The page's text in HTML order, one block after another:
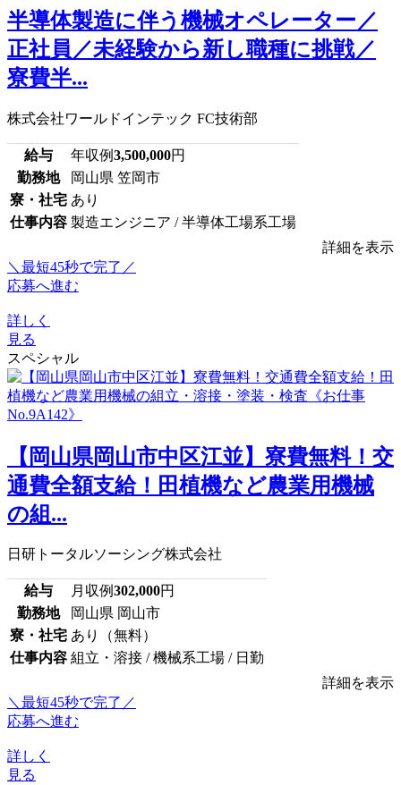
半導体製造に伴う機械オペレーター／
正社員／未経験から新し職種に挑戦／
寮費半...
株式会社ワールドインテック FC技術部
給与 年収例3,500,000円
勤務地
岡山県 笠岡市
寮・社宅 あり
仕事内容 製造エンジニア / 半導体工場系工場
詳細を表示
＼最短45秒で完了／
応募へ進む
詳しく
見る
スペシャル
【岡山県岡山市中区江並】寮費無料！交
通費全額支給！田植機など農業用機械
の組...
日研トータルソーシング株式会社
給与 月収例302,000円
勤務地
岡山県 岡山市
寮・社宅 あり（無料）
仕事内容 組立・溶接 / 機械系工場 / 日勤
詳細を表示
＼最短45秒で完了／
応募へ進む
詳しく
見る